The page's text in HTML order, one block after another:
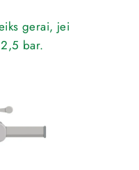
gerai, jei
bar.